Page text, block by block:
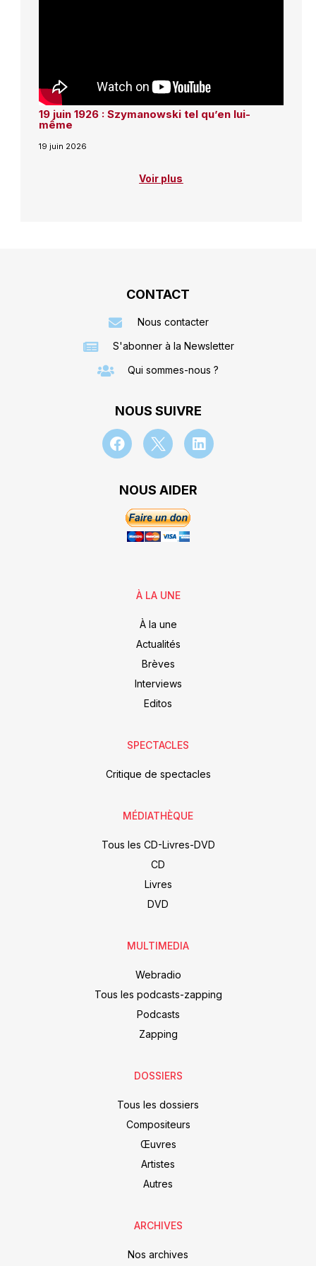
19 juin 1926 : Szymanowski tel qu’en lui-
même
19 juin 2026
Voir plus
CONTACT
Nous contacter
S'abonner à la Newsletter
Qui sommes-nous ?
NOUS SUIVRE
NOUS AIDER
À LA UNE
À la une
Actualités
Brèves
Interviews
Editos
SPECTACLES
Critique de spectacles
MÉDIATHÈQUE
Tous les CD-Livres-DVD
CD
Livres
DVD
MULTIMEDIA
Webradio
Tous les podcasts-zapping
Podcasts
Zapping
DOSSIERS
Tous les dossiers
Compositeurs
Œuvres
Artistes
Autres
ARCHIVES
Nos archives